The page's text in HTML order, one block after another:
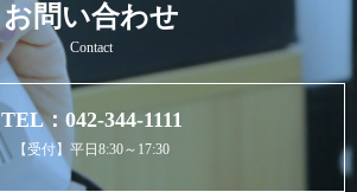
お問い合わせ
Contact
TEL：042-344-1111
【受付】平日8:30～17:30